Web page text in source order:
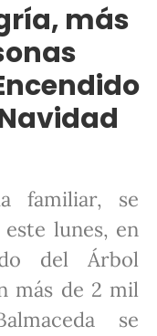
más
familiar, se
lunes, en
del Árbol
más de 2 mil
se